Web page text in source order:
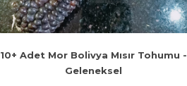
10+ Adet Mor Bolivya Mısır Tohumu -
Geleneksel